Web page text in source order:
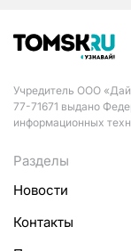
Учредитель ООО
77-71671 выдано
информационных
Разделы
Новости
Контакты